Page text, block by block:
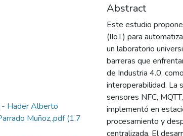
- Hader Alberto
Muñoz,.pdf(1.7
Abstract
Este estudio
(IIoT) para
un laboratorio
barreras que
de Industria 4.0,
interoperabilidad. La
sensores NFC,
implementó en
procesamiento y
centralizada. El